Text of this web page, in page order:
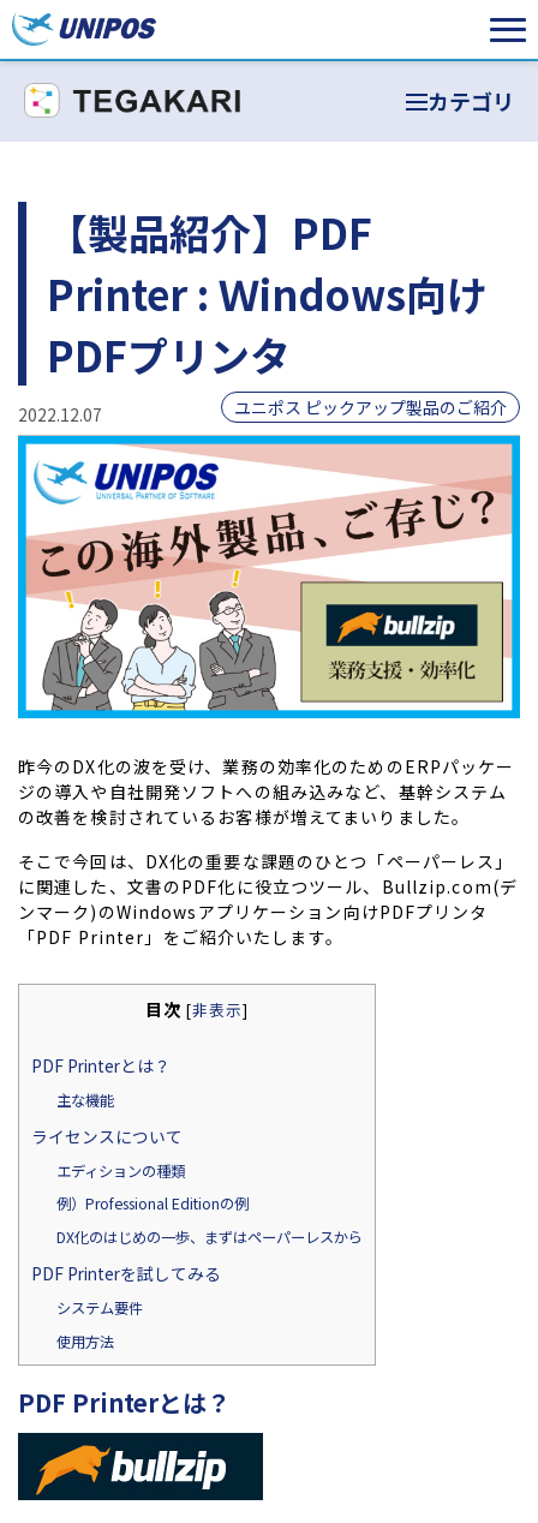
カテゴリ
【製品紹介】PDF
Printer : Ｗindows向け
PDFプリンタ
2022.12.07 ユニポス ピックアップ製品のご紹介
昨今のDX化の波を受け、業務の効率化のためのERPパッケー
ジの導入や自社開発ソフトへの組み込みなど、基幹システム
の改善を検討されているお客様が増えてまいりました。
そこで今回は、DX化の重要な課題のひとつ「ペーパーレス」
に関連した、文書のPDF化に役立つツール、Bullzip.com(デ
ンマーク)のWindowsアプリケーション向けPDFプリンタ
「PDF Printer」をご紹介いたします。
目次 [非表示]
PDF Printerとは？
主な機能
ライセンスについて
エディションの種類
例）Professional Editionの例
DX化のはじめの一歩、まずはペーパーレスから
PDF Printerを試してみる
システム要件
使用方法
PDF Printerとは？